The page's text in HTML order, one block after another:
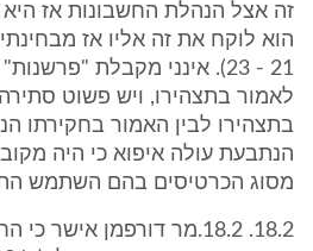
זה אצל הנהלת החשבונות אז
הוא לוקח את זה אליו אז
21 - 23). אינני מקבלת
לאמור בתצהירו, ויש פשוט
בתצהירו לבין האמור בחקירתו
הנתבעת עולה איפוא כי היה
מסוג הכרטיסים בהם השתמש
18.2. 18.2.מר דורפמן אישר